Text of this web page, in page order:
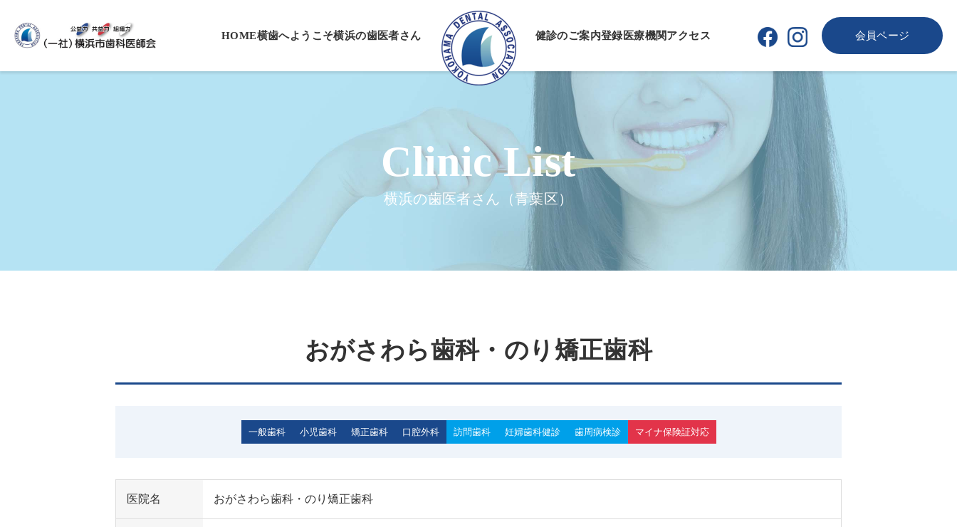
HOME横歯へようこそ横浜の歯医者さん 健診のご案内登録医療機関アクセス 会員ページ
横浜の歯医者さん（青葉区）
おがさわら歯科・のり矯正歯科
一般歯科 小児歯科 矯正歯科 口腔外科 訪問歯科 妊婦歯科健診 歯周病検診 マイナ保険証対応
医院名 おがさわら歯科・のり矯正歯科